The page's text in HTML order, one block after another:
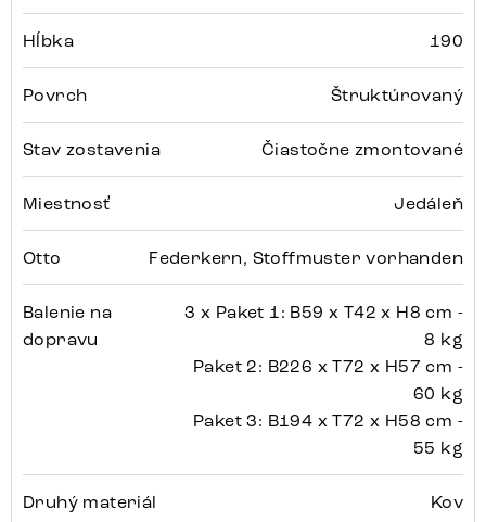
Hĺbka 190
Povrch Štruktúrovaný
Stav zostavenia Čiastočne zmontované
Miestnosť Jedáleň
Otto Federkern, Stoffmuster vorhanden
Balenie na
dopravu
3 x Paket 1: B59 x T42 x H8 cm -
8 kg
Paket 2: B226 x T72 x H57 cm -
60 kg
Paket 3: B194 x T72 x H58 cm -
55 kg
Druhý materiál Kov